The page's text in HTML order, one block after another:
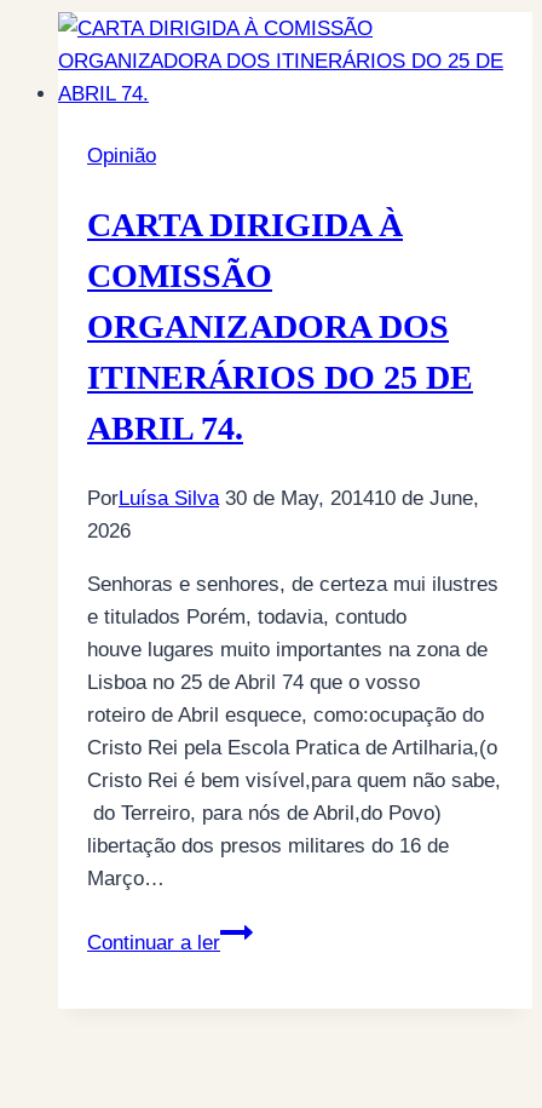
Opinião
CARTA DIRIGIDA À
COMISSÃO
ORGANIZADORA DOS
ITINERÁRIOS DO 25 DE
ABRIL 74.
PorLuísa Silva 30 de May, 201410 de June,
2026
Senhoras e senhores, de certeza mui ilustres
e titulados Porém, todavia, contudo
houve lugares muito importantes na zona de
Lisboa no 25 de Abril 74 que o vosso
roteiro de Abril esquece, como:ocupação do
Cristo Rei pela Escola Pratica de Artilharia,(o
Cristo Rei é bem visível,para quem não sabe,
do Terreiro, para nós de Abril,do Povo)
libertação dos presos militares do 16 de
Março…
Continuar a ler
CARTA